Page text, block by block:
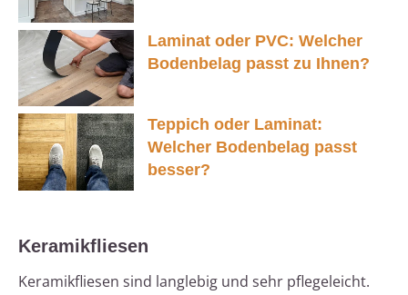
Laminat oder PVC: Welcher
Bodenbelag passt zu Ihnen?
Teppich oder Laminat:
Welcher Bodenbelag passt
besser?
Keramikfliesen
Keramikfliesen sind langlebig und sehr pflegeleicht.